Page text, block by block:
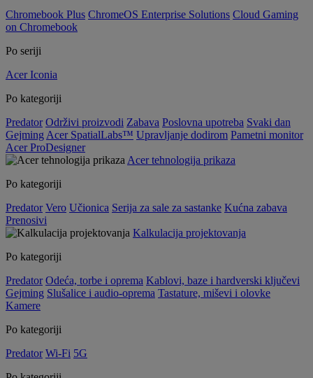
Chromebook Plus ChromeOS Enterprise Solutions Cloud Gaming
on Chromebook
Po seriji
Acer Iconia
Po kategoriji
Predator Održivi proizvodi Zabava Poslovna upotreba Svaki dan
Gejming Acer SpatialLabs™ Upravljanje dodirom Pametni monitor
Acer ProDesigner
Acer tehnologija prikaza
Po kategoriji
Predator Vero Učionica Serija za sale za sastanke Kućna zabava
Prenosivi
Kalkulacija projektovanja
Po kategoriji
Predator Odeća, torbe i oprema Kablovi, baze i hardverski ključevi
Gejming Slušalice i audio-oprema Tastature, miševi i olovke
Kamere
Po kategoriji
Predator Wi-Fi 5G